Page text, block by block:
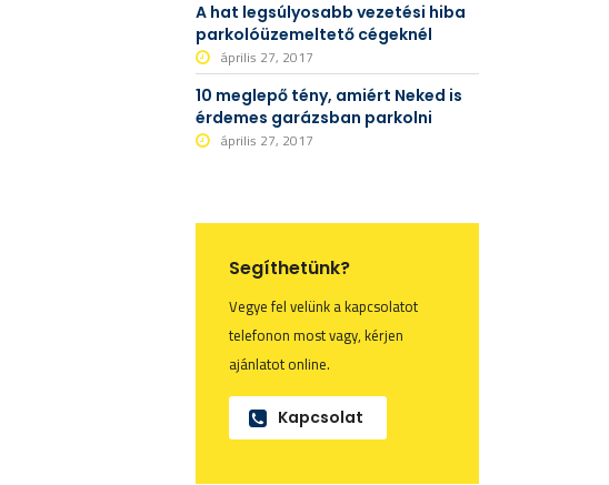
A hat legsúlyosabb vezetési hiba
parkolóüzemeltető cégeknél
április 27, 2017
10 meglepő tény, amiért Neked is
érdemes garázsban parkolni
április 27, 2017
Segíthetünk?
Vegye fel velünk a kapcsolatot
telefonon most vagy, kérjen
ajánlatot online.
Kapcsolat